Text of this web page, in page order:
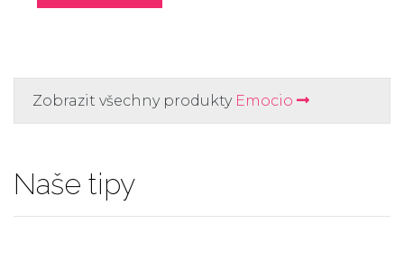
Zobrazit všechny produkty Emocio
Naše tipy